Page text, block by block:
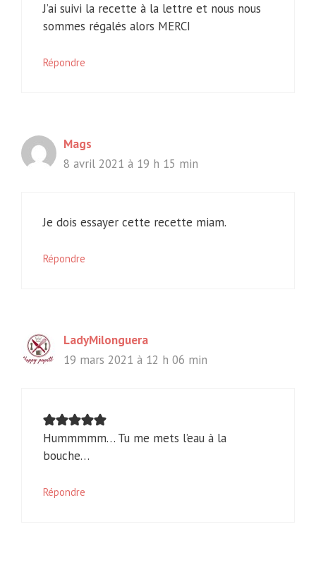
J’ai suivi la recette à la lettre et nous nous
sommes régalés alors MERCI
Répondre
Mags
8 avril 2021 à 19 h 15 min
Je dois essayer cette recette miam.
Répondre
LadyMilonguera
19 mars 2021 à 12 h 06 min
Hummmmm… Tu me mets l’eau à la
bouche…
Répondre